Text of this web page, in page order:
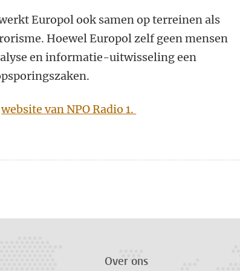
Europol ook samen op terreinen als
Hoewel Europol zelf geen mensen
en informatie-uitwisseling een
website van NPO Radio 1.
Over ons